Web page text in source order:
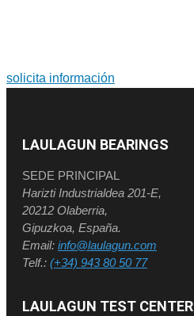
solicita información
LAULAGUN BEARINGS
SEDE PRINCIPAL
Harizti Industrialdea 201-E,
20212 Olaberria,
Gipuzkoa, España.
Email: info@laulagun.com
Telf.: (+34) 943 80 50 77
LAULAGUN TEST CENTER